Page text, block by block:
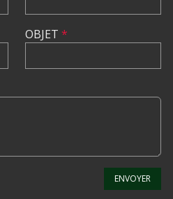
OBJET *
ENVOYER